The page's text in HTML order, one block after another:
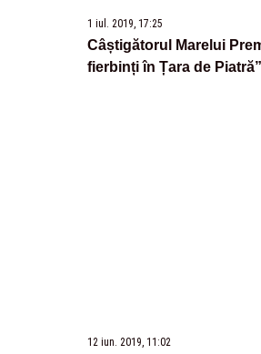
1 iul. 2019, 17:25
Câștigătorul Marelui
fierbinți în Țara de Piatră”
12 iun. 2019, 11:02